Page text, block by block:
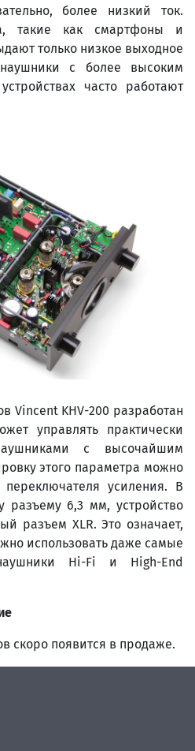
более низкий ток.
такие как смартфоны и
только низкое выходное
с более высоким
часто работают
Vincent KHV-200 разработан
управлять практически
с высочайшим
этого параметра можно
усиления. В
разъему 6,3 мм, устройство
разъем XLR. Это означает,
использовать даже самые
Hi-Fi и High-End
скоро появится в продаже.